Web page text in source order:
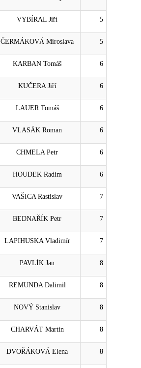
VYBÍRAL Jiří 5
ČERMÁKOVÁ Miroslava 5
KARBAN Tomáš 6
KUČERA Jiří 6
LAUER Tomáš 6
VLASÁK Roman 6
CHMELA Petr 6
HOUDEK Radim 6
VAŠICA Rastislav 7
BEDNAŘÍK Petr 7
LAPIHUSKA Vladimír 7
PAVLÍK Jan 8
REMUNDA Dalimil 8
NOVÝ Stanislav 8
CHARVÁT Martin 8
DVOŘÁKOVÁ Elena 8